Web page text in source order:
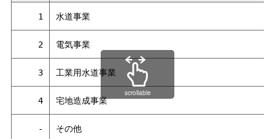
1 水道事業
2 電気事業
3 工業用水道事業
4 宅地造成事業
- その他
scrollable